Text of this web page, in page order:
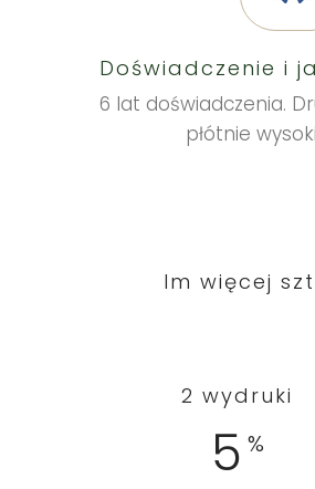
Doświadczenie i
6 lat doświadczenia.
płótnie
Im więcej
2 wydruki
5 %